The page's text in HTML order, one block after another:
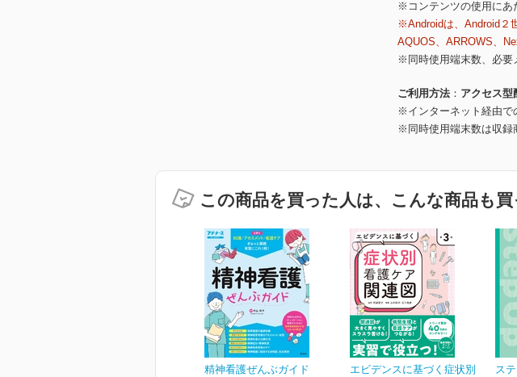
※コンテンツの使用にあ
※Androidは、Android２
AQUOS、ARROWS、
※同時使用端末数、必要
ご利用方法
アクセス型
※インターネット経由で
※同時使用端末数は収録
この商品を買った人は、こんな商品も買
精神看護ぜんぶガイド
エビデンスに基づく症状別
ス